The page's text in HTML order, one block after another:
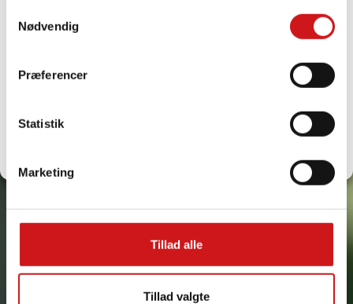
Nødvendig
Præferencer
Statistik
Marketing
Tillad alle
Tillad valgte
indvirkning på visse funktioner og egenskaber.